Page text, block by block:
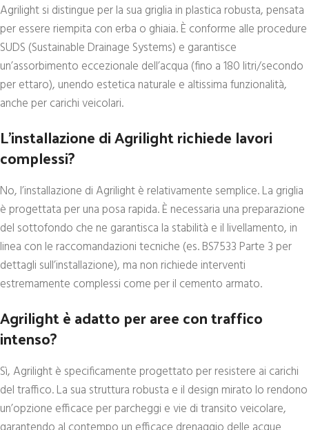
Agrilight si distingue per la sua griglia in plastica robusta, pensata
per essere riempita con erba o ghiaia. È conforme alle procedure
SUDS (Sustainable Drainage Systems) e garantisce
un’assorbimento eccezionale dell’acqua (fino a 180 litri/secondo
per ettaro), unendo estetica naturale e altissima funzionalità,
anche per carichi veicolari.
L’installazione di Agrilight richiede lavori
complessi?
No, l’installazione di Agrilight è relativamente semplice. La griglia
è progettata per una posa rapida. È necessaria una preparazione
del sottofondo che ne garantisca la stabilità e il livellamento, in
linea con le raccomandazioni tecniche (es. BS7533 Parte 3 per
dettagli sull’installazione), ma non richiede interventi
estremamente complessi come per il cemento armato.
Agrilight è adatto per aree con traffico
intenso?
Sì, Agrilight è specificamente progettato per resistere ai carichi
del traffico. La sua struttura robusta e il design mirato lo rendono
un’opzione efficace per parcheggi e vie di transito veicolare,